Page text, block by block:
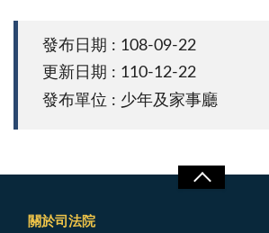
發布日期 : 108-09-22
更新日期 : 110-12-22
發布單位 : 少年及家事廳
關於司法院